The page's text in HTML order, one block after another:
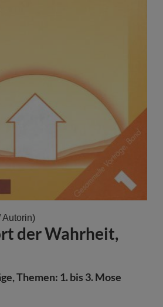
Autorin)
der Wahrheit,
Themen: 1. bis 3. Mose